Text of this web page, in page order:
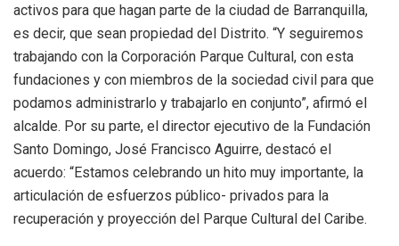
activos para que hagan parte de la ciudad de Barranquilla,
es decir, que sean propiedad del Distrito. “Y seguiremos
trabajando con la Corporación Parque Cultural, con esta
fundaciones y con miembros de la sociedad civil para que
podamos administrarlo y trabajarlo en conjunto”, afirmó el
alcalde. Por su parte, el director ejecutivo de la Fundación
Santo Domingo, José Francisco Aguirre, destacó el
acuerdo: “Estamos celebrando un hito muy importante, la
articulación de esfuerzos público- privados para la
recuperación y proyección del Parque Cultural del Caribe.